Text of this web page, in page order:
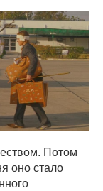
Потом
оно стало